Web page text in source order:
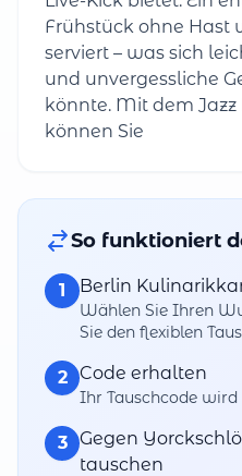
Frühstück ohne Hast
serviert – was sich
und unvergessliche
könnte. Mit dem
können Sie
So funktioniert
1 Berlin
Wählen Sie Ihren
Sie den flexiblen
2 Code erhalten
Ihr Tauschcode
3
Gegen
tauschen